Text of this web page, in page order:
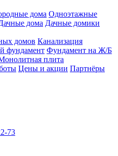
дома Одноэтажные
дома Дачные домики
домов Канализация
фундамент Фундамент на Ж/Б
плита
Цены и акции Партнёры
73